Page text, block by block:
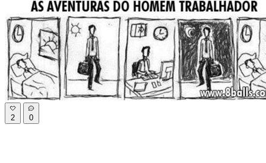
2 0